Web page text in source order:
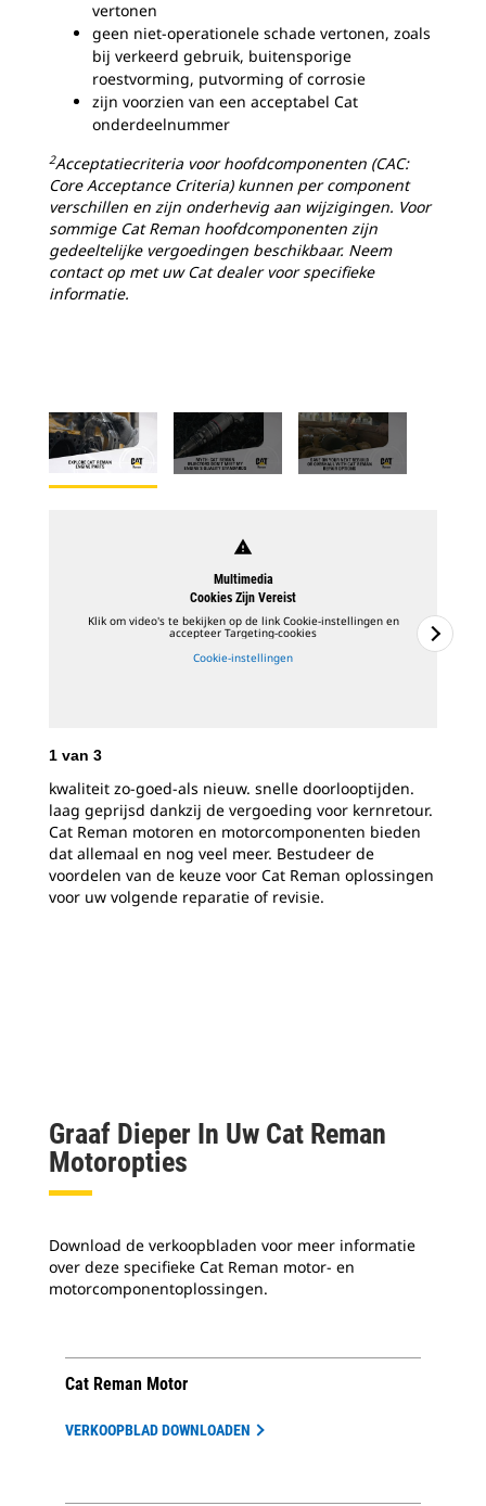
vertonen
geen niet-operationele schade vertonen, zoals
bij verkeerd gebruik, buitensporige
roestvorming, putvorming of corrosie
zijn voorzien van een acceptabel Cat
onderdeelnummer
2Acceptatiecriteria voor hoofdcomponenten (CAC:
Core Acceptance Criteria) kunnen per component
verschillen en zijn onderhevig aan wijzigingen. Voor
sommige Cat Reman hoofdcomponenten zijn
gedeeltelijke vergoedingen beschikbaar. Neem
contact op met uw Cat dealer voor specifieke
informatie.
warning
Multimedia
Cookies Zijn Vereist
Klik om video's te bekijken op de link Cookie-instellingen en
accepteer Targeting-cookies
Cookie-instellingen
1 van 3
kwaliteit zo-goed-als nieuw. snelle doorlooptijden.
laag geprijsd dankzij de vergoeding voor kernretour.
Cat Reman motoren en motorcomponenten bieden
dat allemaal en nog veel meer. Bestudeer de
voordelen van de keuze voor Cat Reman oplossingen
voor uw volgende reparatie of revisie.
Graaf Dieper In Uw Cat Reman
Motoropties
Download de verkoopbladen voor meer informatie
over deze specifieke Cat Reman motor- en
motorcomponentoplossingen.
Cat Reman Motor
VERKOOPBLAD DOWNLOADEN